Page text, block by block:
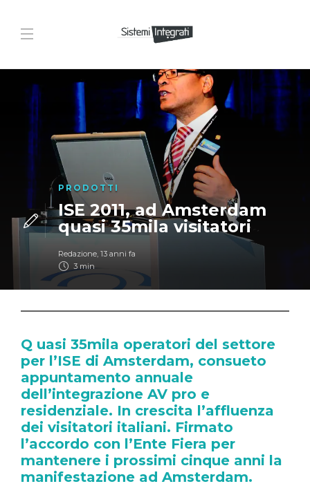
PRODOTTI
ISE 2011, ad Amsterdam
quasi 35mila visitatori
Redazione, 13 anni fa
3 min
Q uasi 35mila operatori del settore
per l’ISE di Amsterdam, consueto
appuntamento annuale
dell’integrazione AV pro e
residenziale. In crescita l’affluenza
dei visitatori italiani. Firmato
l’accordo con l’Ente Fiera per
mantenere i prossimi cinque anni la
manifestazione ad Amsterdam.